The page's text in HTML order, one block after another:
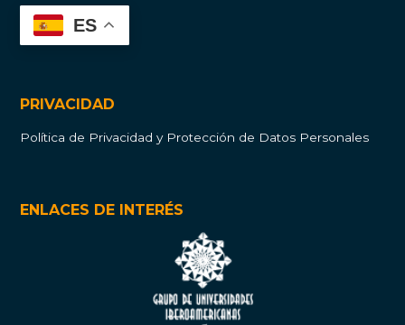
ES
PRIVACIDAD
Política de Privacidad y Protección de Datos Personales
ENLACES DE INTERÉS